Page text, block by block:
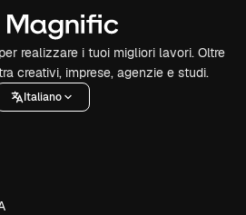
realizzare i tuoi migliori lavori. Oltre
creativi, imprese, agenzie e studi.
Italiano